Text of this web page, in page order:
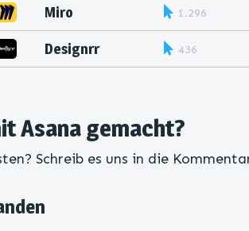
Miro 1.296
Designrr 436
Asana gemacht?
Schreib es uns in die